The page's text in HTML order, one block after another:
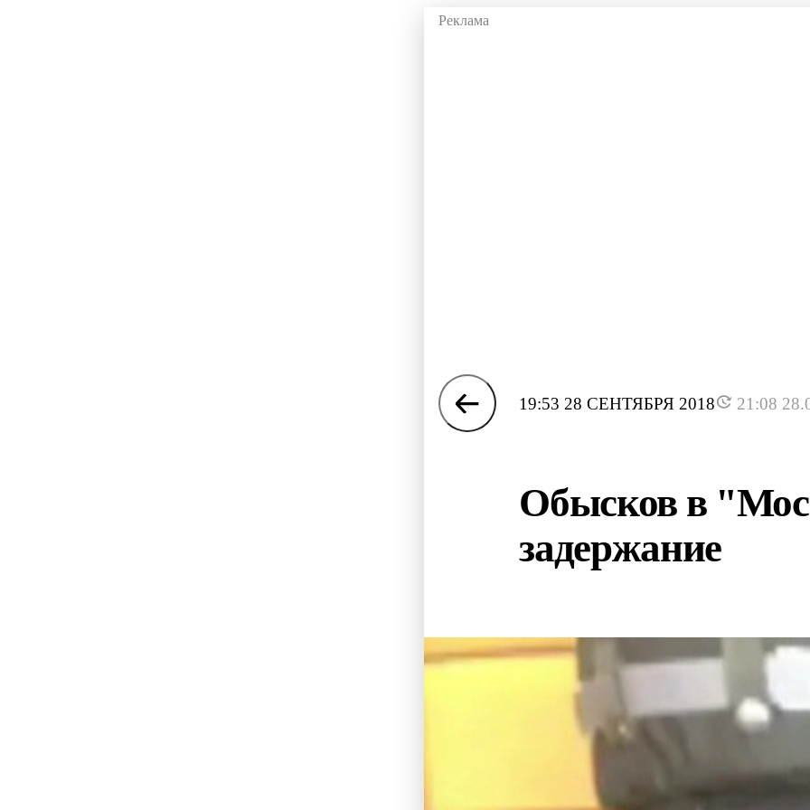
19:53 28 СЕНТЯБРЯ 2018 21:08
Обысков в
задержание